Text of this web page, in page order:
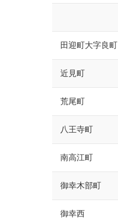
田迎町大字良町
近見町
荒尾町
八王寺町
南高江町
御幸木部町
御幸西